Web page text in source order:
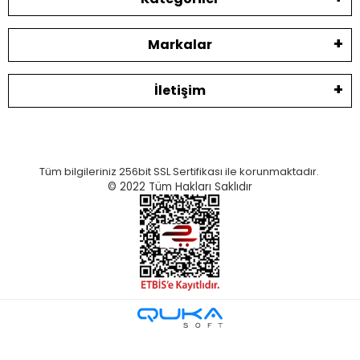
Markalar
İletişim
Tüm bilgileriniz 256bit SSL Sertifikası ile korunmaktadır.
© 2022 Tüm Hakları Saklıdır